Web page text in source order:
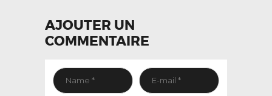
AJOUTER UN
COMMENTAIRE